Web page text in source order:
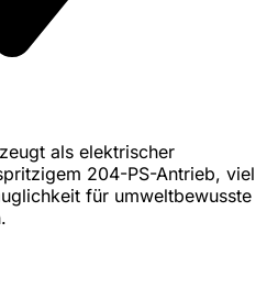
als elektrischer
204-PS-Antrieb, viel
für umweltbewusste